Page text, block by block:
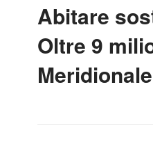
Abitare
Oltre 9
Meridionale